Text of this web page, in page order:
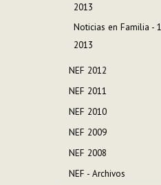
2013
Noticias en Familia -
2013
NEF 2012
NEF 2011
NEF 2010
NEF 2009
NEF 2008
NEF - Archivos